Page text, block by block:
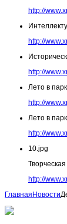
http://
http://
http://
Лето в
http://
Лето в
http://
10.jpg
http://
Главная Новости